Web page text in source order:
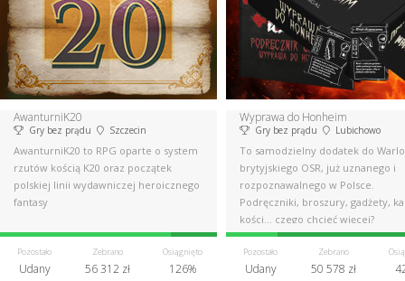
AwanturniK20
Gry bez prądu Szczecin
AwanturniK20 to RPG oparte o system
rzutów kością K20 oraz początek
polskiej linii wydawniczej heroicznego
fantasy
Pozostało
Udany
Zebrano
56 312 zł
Osiągnięto
126%
Wyprawa do Honheim
Gry bez prądu Lubichowo
To samodzielny dodatek do
brytyjskiego OSR, już uznanego i
rozpoznawalnego w Polsce.
Podręczniki, broszury, gadżety,
kości... czego chcieć więcej?
Pozostało
Udany
Zebrano
50 578 zł